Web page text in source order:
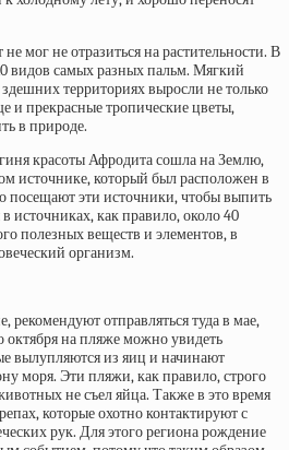
мог не отразиться на растительности. В
видов самых разных пальм. Мягкий
территориях выросли не только
и прекрасные тропические цветы,
в природе.
красоты Афродита сошла на Землю,
источнике, который был расположен в
посещают эти источники, чтобы выпить
источниках, как правило, около 40
полезных веществ и элементов, в
организм.
рекомендуют отправляться туда в мае,
октября на пляже можно увидеть
вылупляются из яиц и начинают
моря. Эти пляжи, как правило, строго
не съел яйца. Также в это время
которые охотно контактируют с
рук. Для этого региона рождение